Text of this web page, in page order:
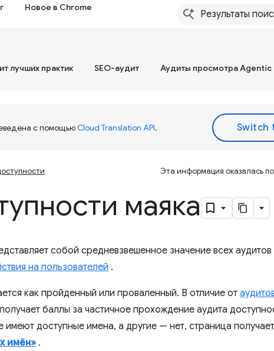
Новое в Chrome
лучших практик SEO-аудит Аудиты просмотра Agentic
с помощьюCloud Translation API.
Эта информация оказалась
маяка
собой средневзвешенное значение всех аудитов
на пользователей .
как пройденный или проваленный. В отличие от
баллы за частичное прохождение аудита
имеют доступные имена, а другие — нет, страница
имён» .